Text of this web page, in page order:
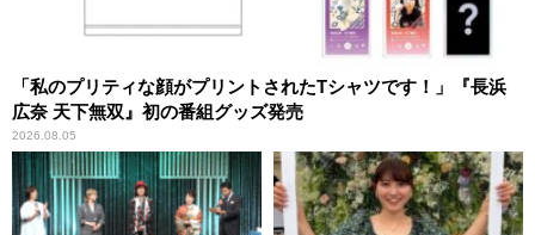
「私のプリティな顔がプリントされたTシャツです！」『長浜
広奈 天下無双』初の番組グッズ発売
2026.08.05